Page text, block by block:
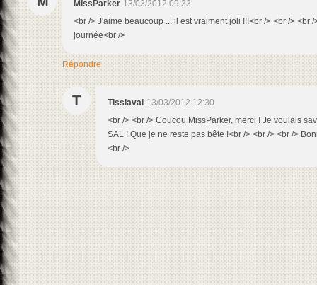
MissParker 13/03/2012 09:33
<br /> J'aime beaucoup ... il est vraiment joli !!!<br /> <br /> <br
journée<br />
Répondre
T Tissiaval 13/03/2012 12:30
<br /> <br /> Coucou MissParker, merci ! Je voulais
SAL ! Que je ne reste pas bête !<br /> <br /> <br />
<br />